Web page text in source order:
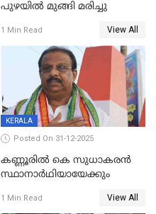
പുഴയിൽ മുങ്ങി മരിച്ചു
1 Min Read View All
KERALA
Posted On 31-12-2025
കണ്ണൂരിൽ കെ സുധാകരൻ
സ്ഥാനാർഥിയായേക്കും
1 Min Read View All